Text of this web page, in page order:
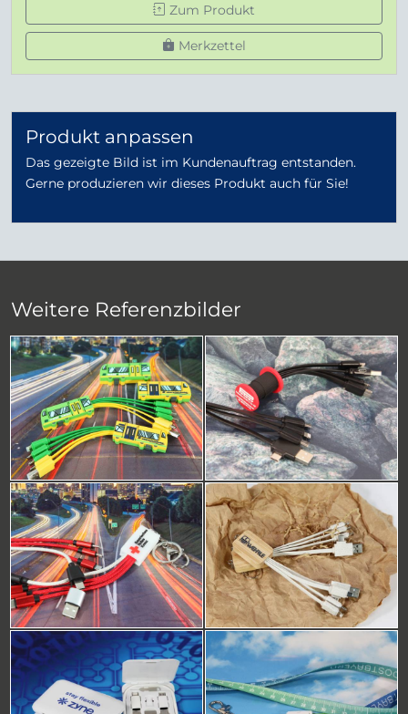
Zum Produkt
Merkzettel
Produkt anpassen
Das gezeigte Bild ist im Kundenauftrag entstanden.
Gerne produzieren wir dieses Produkt auch für Sie!
Weitere Referenzbilder